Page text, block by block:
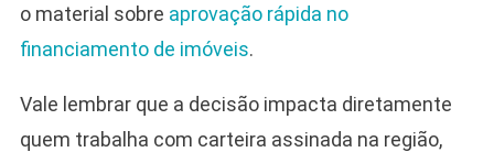
o material sobre aprovação rápida no
financiamento de imóveis.
Vale lembrar que a decisão impacta diretamente
quem trabalha com carteira assinada na região,